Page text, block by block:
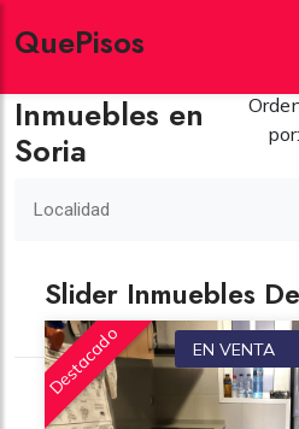
QuePisos
Inmuebles en
Soria
por:
Localidad
Slider Inmuebles
Destacado EN VENTA
Recomendamos